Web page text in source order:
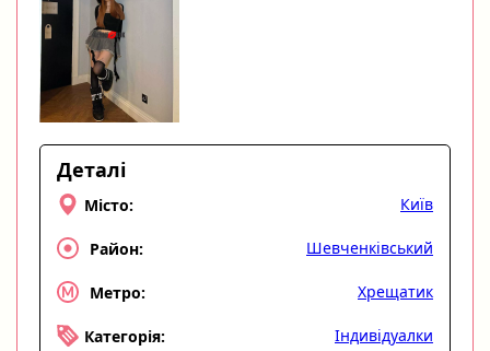
Деталі
Місто: Київ
Район: Шевченківський
Метро: Хрещатик
Категорія: Індивідуалки